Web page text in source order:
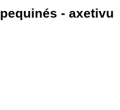
pequinés - axetivu